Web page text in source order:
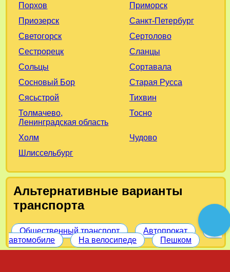
Порхов
Приморск
Приозерск
Санкт-Петербург
Светогорск
Сертолово
Сестрорецк
Сланцы
Сольцы
Сортавала
Сосновый Бор
Старая Русса
Сясьстрой
Тихвин
Толмачево,
Ленинградская область
Тосно
Холм
Чудово
Шлиссельбург
Альтернативные варианты
транспорта
Общественный транспорт Автопрокат
автомобиле
На велосипеде Пешком